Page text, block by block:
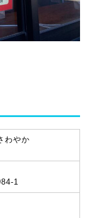
わやか
1